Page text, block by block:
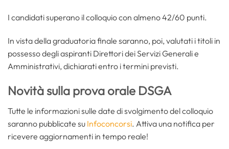
I candidati superano il colloquio con almeno 42/60 punti.
In vista della graduatoria finale saranno, poi, valutati i titoli in
possesso degli aspiranti Direttori dei Servizi Generali e
Amministrativi, dichiarati entro i termini previsti.
Novità sulla prova orale DSGA
Tutte le informazioni sulle date di svolgimento del colloquio
saranno pubblicate su Infoconcorsi. Attiva una notifica per
ricevere aggiornamenti in tempo reale!